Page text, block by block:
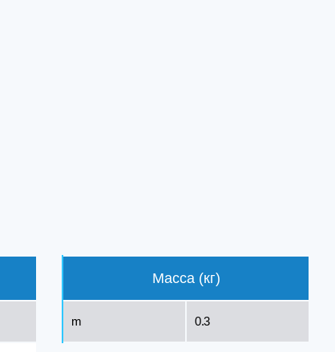
Масса (кг)
m 0.3